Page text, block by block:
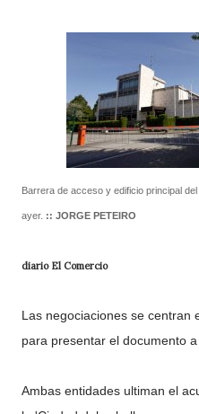
Barrera de acceso y edificio principal
ayer. :: JORGE PETEIRO
diario El Comercio
Las negociaciones se centran
para presentar el documento
Ambas entidades ultiman el